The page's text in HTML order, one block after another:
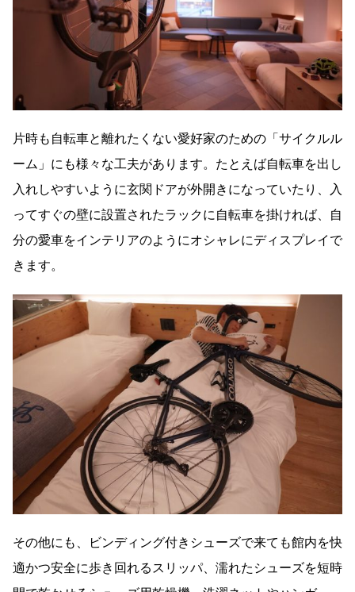
片時も自転車と離れたくない愛好家のための「サイクルル
ーム」にも様々な工夫があります。たとえば自転車を出し
入れしやすいように玄関ドアが外開きになっていたり、入
ってすぐの壁に設置されたラックに自転車を掛ければ、自
分の愛車をインテリアのようにオシャレにディスプレイで
きます。
その他にも、ビンディング付きシューズで来ても館内を快
適かつ安全に歩き回れるスリッパ、濡れたシューズを短時